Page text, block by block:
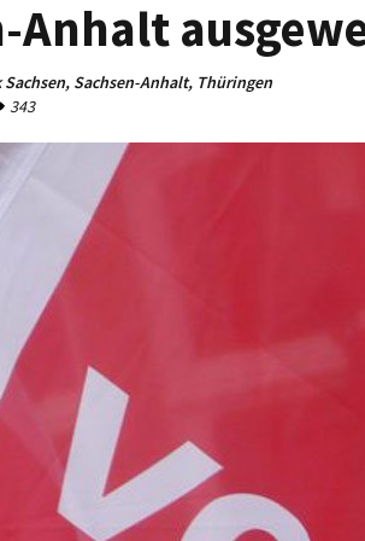
Anhalt
Sachsen-Anhalt, Thüringen
343